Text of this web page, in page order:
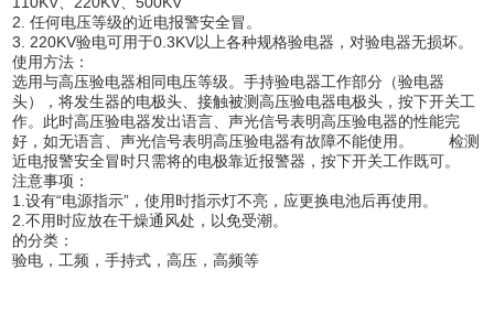
2. 任何电压等级的近电报警安全冒。
3. 220KV验电可用于0.3KV以上各种规格验电器，对验电器无损坏。
使用方法：
选用与高压验电器相同电压等级。手持验电器工作部分（验电器
头），将发生器的电极头、接触被测高压验电器电极头，按下开关工
作。此时高压验电器发出语言、声光信号表明高压验电器的性能完
好，如无语言、声光信号表明高压验电器有故障不能使用。 检测
近电报警安全冒时只需将的电极靠近报警器，按下开关工作既可。
注意事项：
1.设有“电源指示”，使用时指示灯不亮，应更换电池后再使用。
2.不用时应放在干燥通风处，以免受潮。
的分类：
验电，工频，手持式，高压，高频等